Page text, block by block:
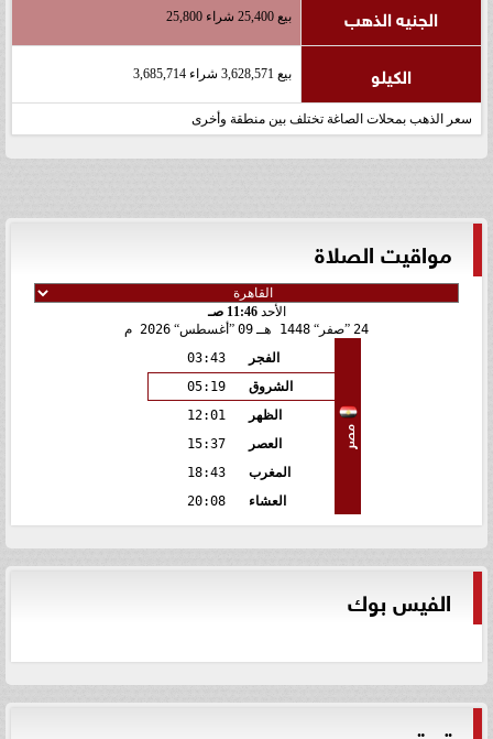
الجنيه الذهب بيع 25,400 شراء 25,800
الكيلو بيع 3,628,571 شراء 3,685,714
سعر الذهب بمحلات الصاغة تختلف بين منطقة وأخرى
مواقيت الصلاة
الأحد11:46 صـ
24 صفر 1448 هـ 09 أغسطس 2026 م
مصر
الفجر
03:43
الشروق
05:19
الظهر
12:01
العصر
15:37
المغرب
18:43
العشاء
20:08
الفيس بوك